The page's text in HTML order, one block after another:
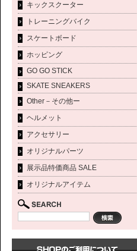
キックスクーター
トレーニングバイク
スケートボード
ホッピング
GO GO STICK
SKATE SNEAKERS
Other－その他ー
ヘルメット
アクセサリー
オリジナルパーツ
展示品特価商品 SALE
オリジナルアイテム